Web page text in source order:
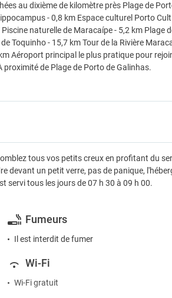
au dixième de kilomètre près Plage de
- 0,8 km Espace culturel Porto
naturelle de Maracaípe - 5,2 km Plage
Toquinho - 15,7 km Tour de la Rivière
Aéroport principal le plus pratique pour
de Plage de Porto de Galinhas.
tous vos petits creux en profitant du
devant un petit verre, pas de panique,
servi tous les jours de 07 h 30 à 09 h 00.
Fumeurs
Il est interdit de fumer
Wi-Fi
Wi-Fi gratuit